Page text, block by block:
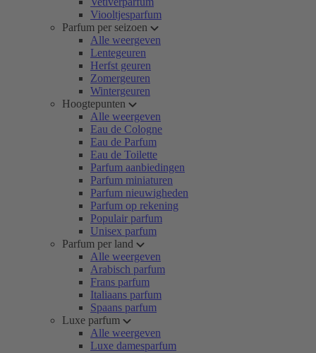
Viooltjesparfum
Parfum per seizoen
Alle weergeven
Lentegeuren
Herfst geuren
Zomergeuren
Wintergeuren
Hoogtepunten
Alle weergeven
Eau de Cologne
Eau de Parfum
Eau de Toilette
Parfum aanbiedingen
Parfum miniaturen
Parfum nieuwigheden
Parfum op rekening
Populair parfum
Unisex parfum
Parfum per land
Alle weergeven
Arabisch parfum
Frans parfum
Italiaans parfum
Spaans parfum
Luxe parfum
Alle weergeven
Luxe damesparfum